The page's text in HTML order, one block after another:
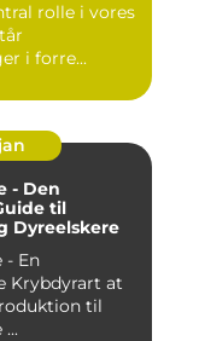
rolle i vores
i forre...
- Den
til
Dyreelskere
En
Krybdyrart at
Skægagame ...